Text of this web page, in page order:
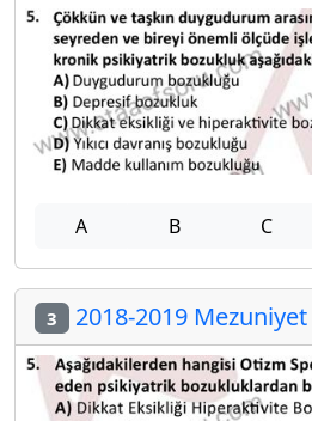
A B C
3 2018-2019 Mezuniyet